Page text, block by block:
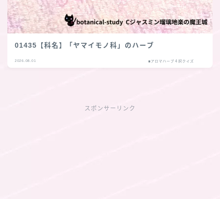
01435【科名】「ヤマイモノ科」のハーブ
2026.08.01 ■アロマハーブ４択クイズ
スポンサーリンク